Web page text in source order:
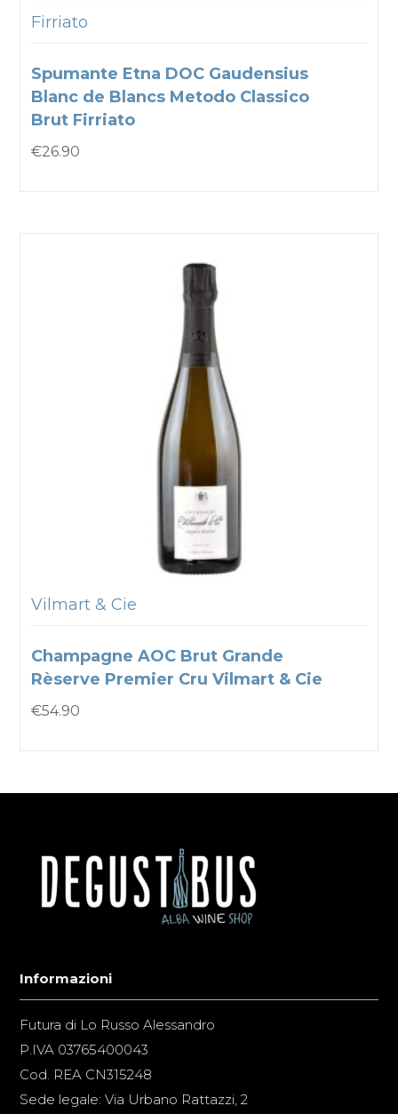
Firriato
Spumante Etna DOC Gaudensius
Blanc de Blancs Metodo Classico
Brut Firriato
€26.90
Vilmart & Cie
Champagne AOC Brut Grande
Rèserve Premier Cru Vilmart & Cie
€54.90
Informazioni
Futura di Lo Russo Alessandro
P.IVA 03765400043
Cod. REA CN315248
Sede legale: Via Urbano Rattazzi, 2